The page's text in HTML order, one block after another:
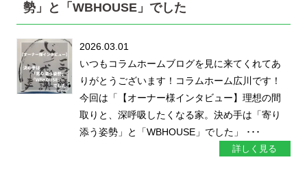
勢」と「WBHOUSE」でした
2026.03.01
いつもコラムホームブログを見に来てくれてあ
りがとうございます！コラムホーム広川です！
今回は「【オーナー様インタビュー】理想の間
取りと、深呼吸したくなる家。決め手は「寄り
添う姿勢」と「WBHOUSE」でした」 ･･･
詳しく見る